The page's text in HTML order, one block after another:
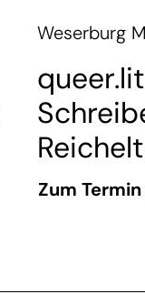
Weserburg
Reichelt
Zum Termin